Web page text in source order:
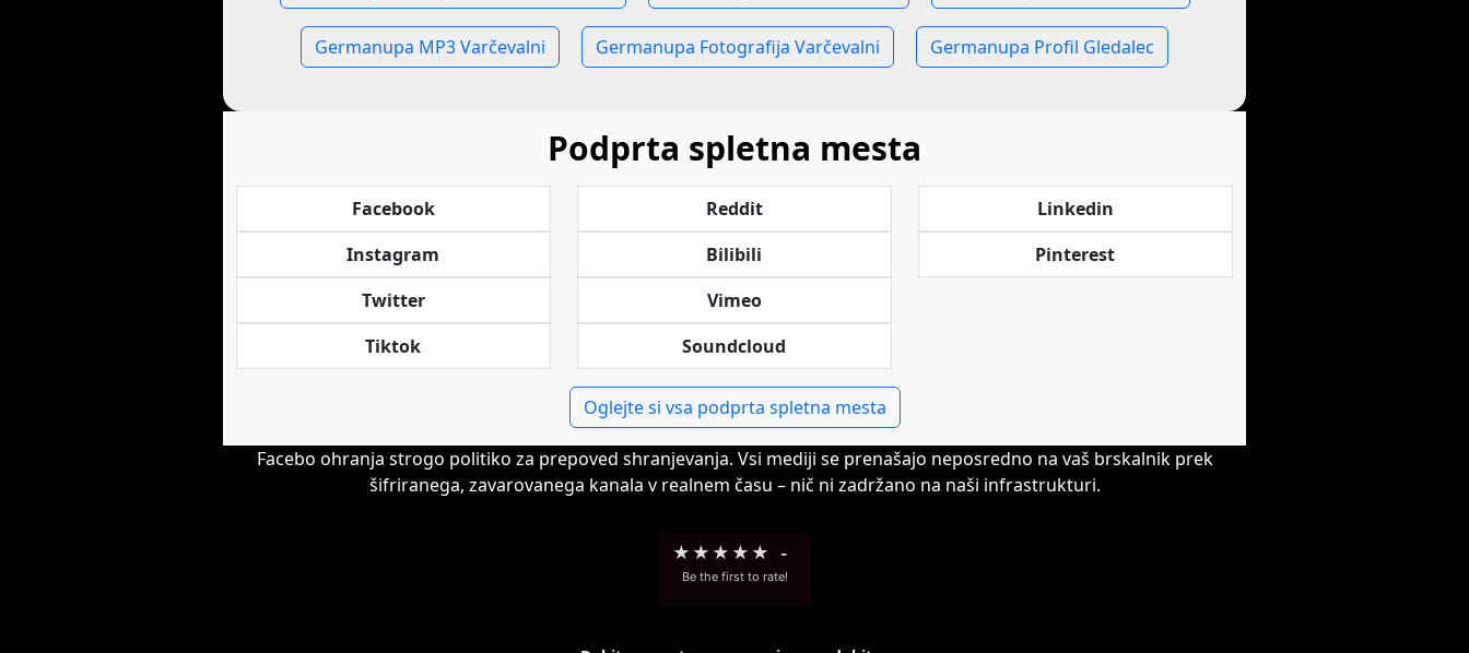
Germanupa MP3 Varčevalni Germanupa Fotografija Varčevalni Germanupa Profil Gledalec
Podprta spletna mesta
Facebook
Instagram
Twitter
Tiktok
Reddit
Bilibili
Vimeo
Soundcloud
Linkedin
Pinterest
Oglejte si vsa podprta spletna mesta
Facebo ohranja strogo politiko za prepoved shranjevanja. Vsi mediji se prenašajo neposredno na vaš brskalnik prek
šifriranega, zavarovanega kanala v realnem času – nič ni zadržano na naši infrastrukturi.
★ ★ ★ ★ ★ -
Be the first to rate!